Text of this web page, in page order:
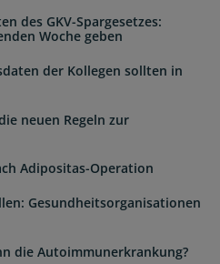
des GKV-Spargesetzes:
Woche geben
der Kollegen sollten in
neuen Regeln zur
Adipositas-Operation
Gesundheitsorganisationen
die Autoimmunerkrankung?